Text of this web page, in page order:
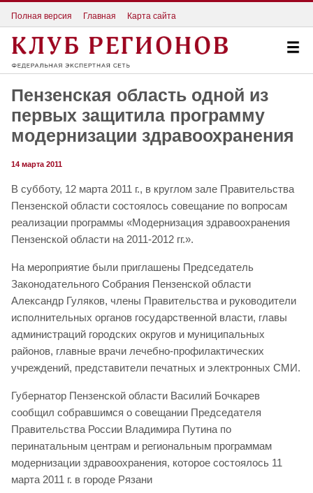
Полная версия Главная Карта сайта
Пензенская область одной из
первых защитила программу
модернизации здравоохранения
14 марта 2011
В субботу, 12 марта 2011 г., в круглом зале Правительства
Пензенской области состоялось совещание по вопросам
реализации программы «Модернизация здравоохранения
Пензенской области на 2011-2012 гг.».
На мероприятие были приглашены Председатель
Законодательного Собрания Пензенской области
Александр Гуляков, члены Правительства и руководители
исполнительных органов государственной власти, главы
администраций городских округов и муниципальных
районов, главные врачи лечебно-профилактических
учреждений, представители печатных и электронных СМИ.
Губернатор Пензенской области Василий Бочкарев
сообщил собравшимся о совещании Председателя
Правительства России Владимира Путина по
перинатальным центрам и региональным программам
модернизации здравоохранения, которое состоялось 11
марта 2011 г. в городе Рязани